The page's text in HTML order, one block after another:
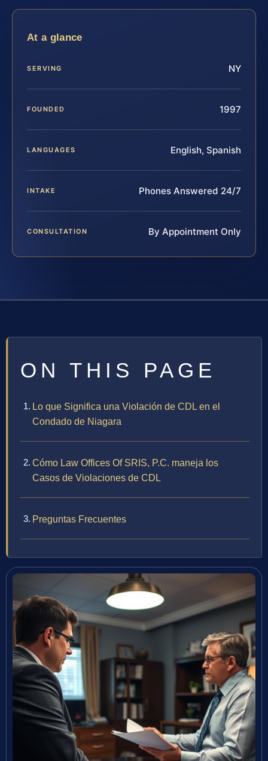
At a glance
SERVING NY
FOUNDED 1997
LANGUAGES English, Spanish
INTAKE Phones Answered 24/7
CONSULTATION By Appointment Only
ON THIS PAGE
Lo que Significa una Violación de CDL en el
Condado de Niagara
Cómo Law Offices Of SRIS, P.C. maneja los
Casos de Violaciones de CDL
Preguntas Frecuentes